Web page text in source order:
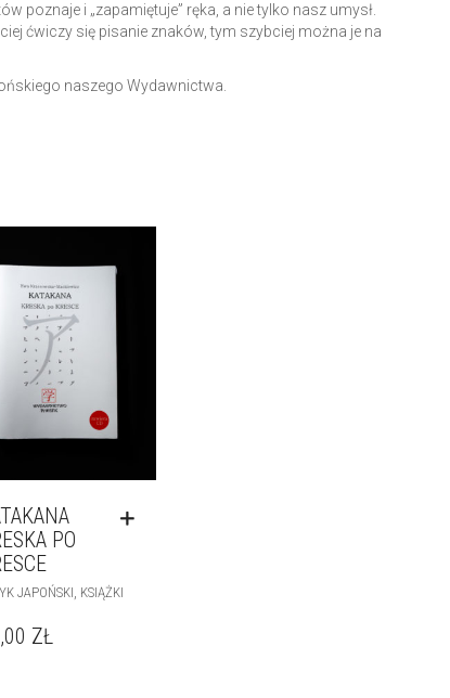
poznaje i „zapamiętuje” ręka, a nie tylko nasz umysł.
ćwiczy się pisanie znaków, tym szybciej można je na
naszego Wydawnictwa.
PO
JAPOŃSKI, KSIĄŻKI
ZŁ